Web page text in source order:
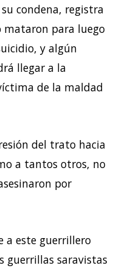
condena, registra
mataron para luego
y algún
llegar a la
de la maldad
del trato hacia
a tantos otros, no
por
a este guerrillero
guerrillas saravistas